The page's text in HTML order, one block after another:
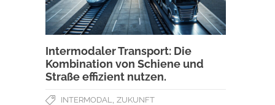
Intermodaler Transport: Die
Kombination von Schiene und
Straße effizient nutzen.
INTERMODAL ZUKUNFT